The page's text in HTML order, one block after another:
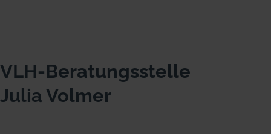
VLH-Beratungsstelle
Julia Volmer